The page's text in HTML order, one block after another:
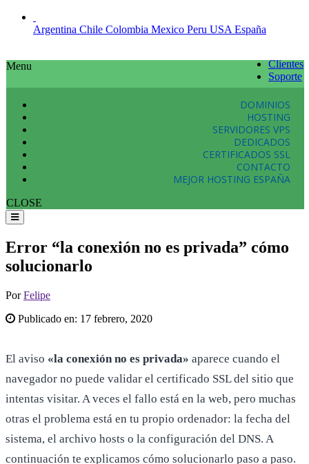
Argentina Chile Colombia Mexico Peru USA España
Clientes
Soporte
Menu
DOMINIOS
HOSTING
SERVIDORES VPS
DEDICADOS
CERTIFICADOS SSL
CONTACTO
MEJOR HOSTING ESPAÑA
CLOSE
Error “la conexión no es privada” cómo
solucionarlo
PorFelipe
Publicado en: 17 febrero, 2020
El aviso «la conexión no es privada» aparece cuando el
navegador no puede validar el certificado SSL del sitio que
intentas visitar. A veces el fallo está en la web, pero muchas
otras el problema está en tu propio ordenador: la fecha del
sistema, el archivo hosts o la configuración del DNS. A
continuación te explicamos cómo solucionarlo paso a paso.